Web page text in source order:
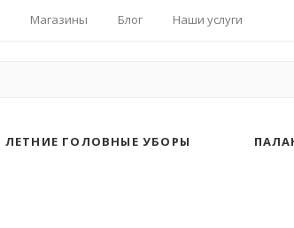
Магазины Блог Наши услуги
ЛЕТНИЕ ГОЛОВНЫЕ УБОРЫ